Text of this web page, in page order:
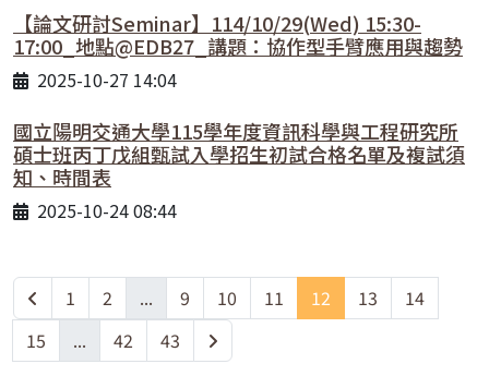
【論文研討Seminar】114/10/29(Wed) 15:30-
17:00_地點@EDB27_講題：協作型手臂應用與趨勢
2025-10-27 14:04
國立陽明交通大學115學年度資訊科學與工程研究所
碩士班丙丁戊組甄試入學招生初試合格名單及複試須
知、時間表
2025-10-24 08:44
1 2 ... 9 10 11 12 13
14
15
... 42 43